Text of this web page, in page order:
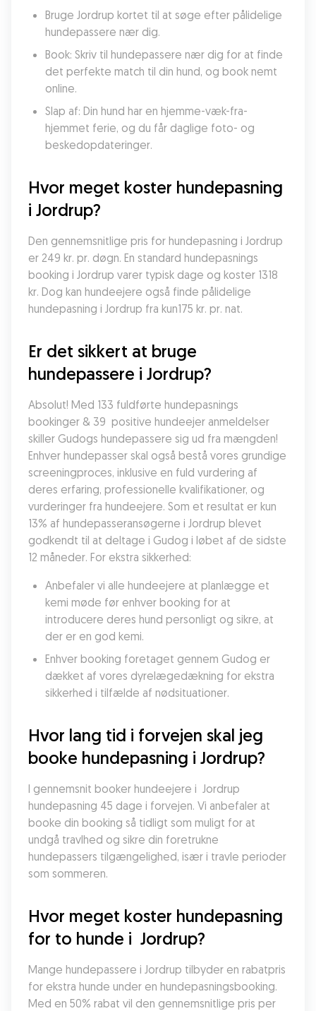
Bruge Jordrup kortet til at søge efter pålidelige
hundepassere nær dig.
Book: Skriv til hundepassere nær dig for at finde
det perfekte match til din hund, og book nemt
online.
Slap af: Din hund har en hjemme-væk-fra-
hjemmet ferie, og du får daglige foto- og
beskedopdateringer.
Hvor meget koster hundepasning
i Jordrup?
Den gennemsnitlige pris for hundepasning i Jordrup
er 249 kr. pr. døgn. En standard hundepasnings
booking i Jordrup varer typisk dage og koster 1318
kr. Dog kan hundeejere også finde pålidelige
hundepasning i Jordrup fra kun175 kr. pr. nat.
Er det sikkert at bruge
hundepassere i Jordrup?
Absolut! Med 133 fuldførte hundepasnings
bookinger & 39  positive hundeejer anmeldelser
skiller Gudogs hundepassere sig ud fra mængden!
Enhver hundepasser skal også bestå vores grundige
screeningproces, inklusive en fuld vurdering af
deres erfaring, professionelle kvalifikationer, og
vurderinger fra hundeejere. Som et resultat er kun
13% af hundepasseransøgerne i Jordrup blevet
godkendt til at deltage i Gudog i løbet af de sidste
12 måneder. For ekstra sikkerhed:
Anbefaler vi alle hundeejere at planlægge et
kemi møde før enhver booking for at
introducere deres hund personligt og sikre, at
der er en god kemi.
Enhver booking foretaget gennem Gudog er
dækket af vores dyrelægedækning for ekstra
sikkerhed i tilfælde af nødsituationer.
Hvor lang tid i forvejen skal jeg
booke hundepasning i Jordrup?
I gennemsnit booker hundeejere i  Jordrup
hundepasning 45 dage i forvejen. Vi anbefaler at
booke din booking så tidligt som muligt for at
undgå travlhed og sikre din foretrukne
hundepassers tilgængelighed, især i travle perioder
som sommeren.
Hvor meget koster hundepasning
for to hunde i  Jordrup?
Mange hundepassere i Jordrup tilbyder en rabatpris
for ekstra hunde under en hundepasningsbooking.
Med en 50% rabat vil den gennemsnitlige pris per